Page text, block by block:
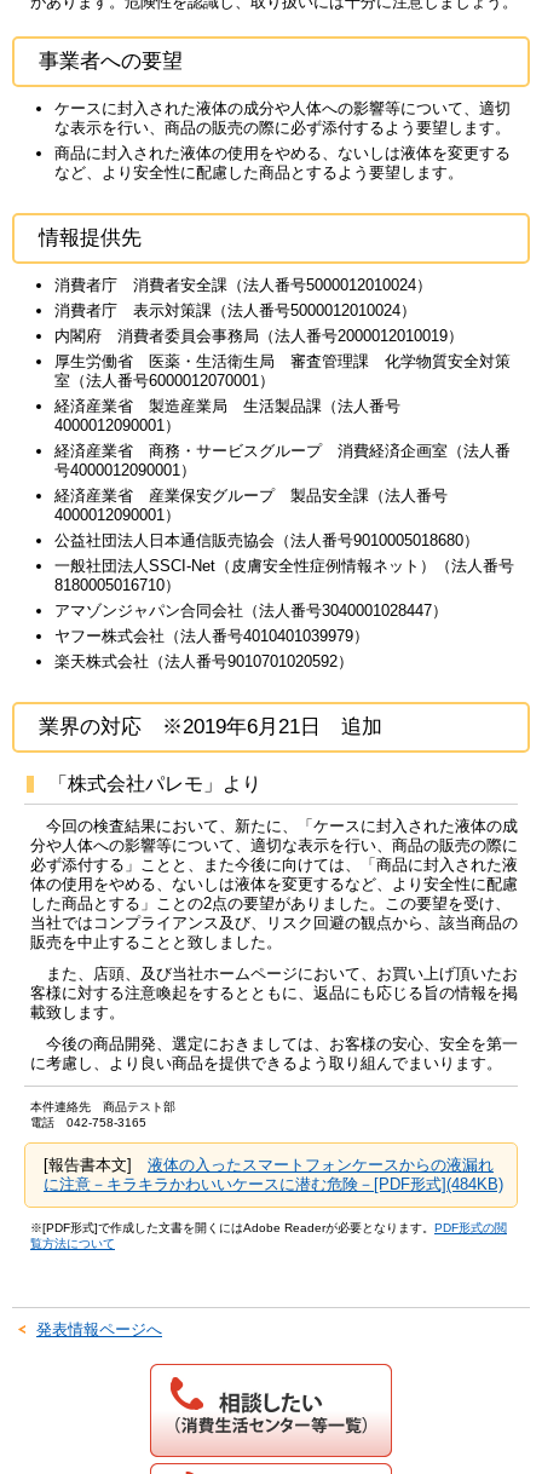
事業者への要望
ケースに封入された液体の成分や人体への影響等について、適切
な表示を行い、商品の販売の際に必ず添付するよう要望します。
商品に封入された液体の使用をやめる、ないしは液体を変更する
など、より安全性に配慮した商品とするよう要望します。
情報提供先
消費者庁 消費者安全課（法人番号5000012010024）
消費者庁 表示対策課（法人番号5000012010024）
内閣府 消費者委員会事務局（法人番号2000012010019）
厚生労働省 医薬・生活衛生局 審査管理課 化学物質安全対策
室（法人番号6000012070001）
経済産業省 製造産業局 生活製品課（法人番号
4000012090001）
経済産業省 商務・サービスグループ 消費経済企画室（法人番
号4000012090001）
経済産業省 産業保安グループ 製品安全課（法人番号
4000012090001）
公益社団法人日本通信販売協会（法人番号9010005018680）
一般社団法人SSCI-Net（皮膚安全性症例情報ネット）（法人番号
8180005016710）
アマゾンジャパン合同会社（法人番号3040001028447）
ヤフー株式会社（法人番号4010401039979）
楽天株式会社（法人番号9010701020592）
業界の対応 ※2019年6月21日 追加
「株式会社パレモ」より
今回の検査結果において、新たに、「ケースに封入された液体の成
分や人体への影響等について、適切な表示を行い、商品の販売の際に
必ず添付する」ことと、また今後に向けては、「商品に封入された液
体の使用をやめる、ないしは液体を変更するなど、より安全性に配慮
した商品とする」ことの2点の要望がありました。この要望を受け、
当社ではコンプライアンス及び、リスク回避の観点から、該当商品の
販売を中止することと致しました。
また、店頭、及び当社ホームページにおいて、お買い上げ頂いたお
客様に対する注意喚起をするとともに、返品にも応じる旨の情報を掲
載致します。
今後の商品開発、選定におきましては、お客様の安心、安全を第一
に考慮し、より良い商品を提供できるよう取り組んでまいります。
本件連絡先 商品テスト部
電話 042-758-3165
[報告書本文] 液体の入ったスマートフォンケースからの液漏れ
に注意－キラキラかわいいケースに潜む危険－[PDF形式](484KB)
※[PDF形式]で作成した文書を開くにはAdobe Readerが必要となります。 PDF形式の閲
覧方法について
発表情報ページへ